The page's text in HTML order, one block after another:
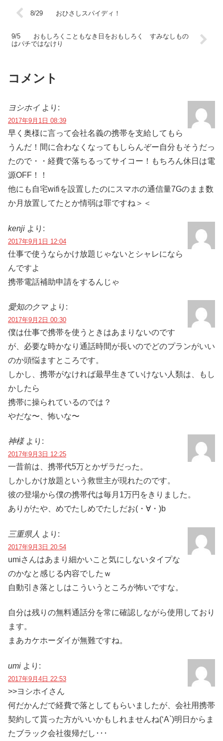
8/29 おひさしスパイディ！
9/5 おもしろくこともなき日をおもしろく すみなしもの
はパチではなけり
コメント
ヨシホイ より:
2017年9月1日 08:39
早く奥様に言って会社名義の携帯を支給してもら
うんだ！間に合わなくなってもしらんぞー自分もそうだっ
たので・・経費で落ちるってサイコー！もちろん休日は電
源OFF！！
他にも自宅wifiを設置したのにスマホの通信量7Gのまま数
か月放置してたとか情弱は罪ですね＞＜
kenji より:
2017年9月1日 12:04
仕事で使うならかけ放題じゃないとシャレになら
んですよ
携帯電話補助申請をするんじゃ
愛知のクマ より:
2017年9月2日 00:30
僕は仕事で携帯を使うときはあまりないのです
が、必要な時かなり通話時間が長いのでどのプランがいい
のか頭悩ますところです。
しかし、携帯がなければ最早生きていけない人類は、もし
かしたら
携帯に操られているのでは？
やだな〜、怖いな〜
神様 より:
2017年9月3日 12:25
一昔前は、携帯代5万とかザラだった。
しかしかけ放題という救世主が現れたのです。
彼の登場から僕の携帯代は毎月1万円をきりました。
ありがたや、めでたしめでたしだお(・∀・)b
三重県人 より:
2017年9月3日 20:54
umiさんはあまり細かいこと気にしないタイプな
のかなと感じる内容でしたｗ
自動引き落としはこういうところが怖いですな。
自分は残りの無料通話分を常に確認しながら使用しており
ます。
まあカケホーダイが無難ですね。
umi より:
2017年9月4日 22:53
>>ヨシホイさん
何だかんだで経費で落としてもらいましたが、会社用携帯
契約して貰った方がいいかもしれませんね(‘A`)明日からま
たブラック会社復帰だし･･･